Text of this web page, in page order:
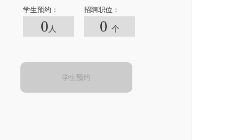
学生预约：
0 人
招聘职位：
0 个
学生预约